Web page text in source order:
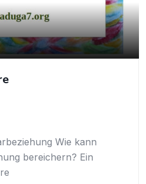
Wie kann
bereichern? Ein